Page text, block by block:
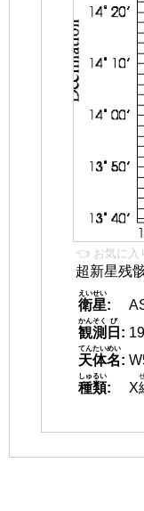
👈 お気に入
超新星残
衛星
えいせい
:
観測
かんそく
日
び
:
天体名
てんたいめい
:
種類
しゅるい
: X